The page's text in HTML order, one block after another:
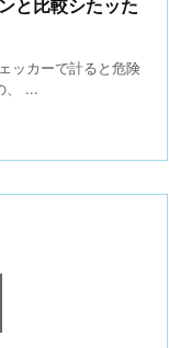
と比較シたッた
ッカーで計ると危険
、 ...